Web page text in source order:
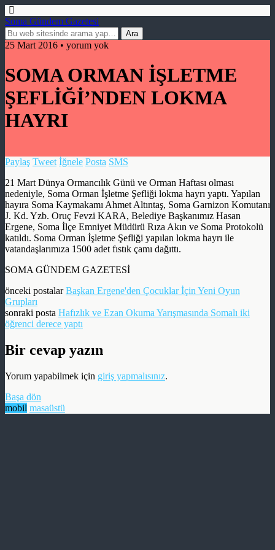
Soma Gündem Gazetesi
25 Mart 2016 • yorum yok
SOMA ORMAN İŞLETME
ŞEFLİĞİ’NDEN LOKMA
HAYRI
Paylaş Tweet İğnele Posta SMS
21 Mart Dünya Ormancılık Günü ve Orman Haftası olması
nedeniyle, Soma Orman İşletme Şefliği lokma hayrı yaptı. Yapılan
hayıra Soma Kaymakamı Ahmet Altıntaş, Soma Garnizon Komutanı
J. Kd. Yzb. Oruç Fevzi KARA, Belediye Başkanımız Hasan
Ergene, Soma İlçe Emniyet Müdürü Rıza Akın ve Soma Protokolü
katıldı. Soma Orman İşletme Şefliği yapılan lokma hayrı ile
vatandaşlarımıza 1500 adet fıstık çamı dağıttı.
SOMA GÜNDEM GAZETESİ
önceki postalarBaşkan Ergene'den Çocuklar İçin Yeni Oyun
sonraki posta Hafızlık ve Ezan Okuma Yarışmasında Somalı iki
öğrenci derece yaptı
Bir cevap yazın
Yorum yapabilmek için giriş yapmalısınız.
Başa dön
mobil masaüstü